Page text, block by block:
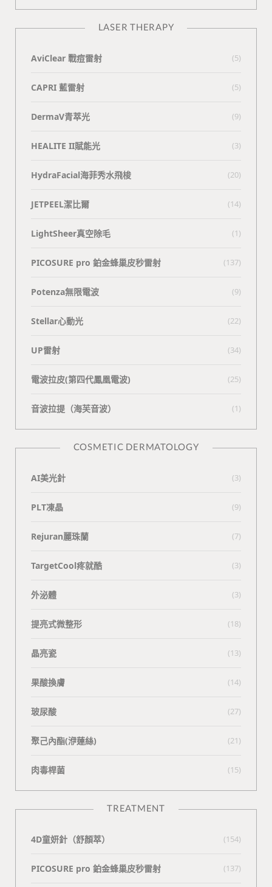
LASER THERAPY
AviClear 戰痘雷射 (5)
CAPRI 藍雷射 (5)
DermaV青萃光 (9)
HEALITE II賦能光 (3)
HydraFacial海菲秀水飛梭 (20)
JETPEEL潔比爾 (14)
LightSheer真空除毛 (1)
PICOSURE pro 鉑金蜂巢皮秒雷射 (137)
Potenza無限電波 (9)
Stellar心動光 (22)
UP雷射 (34)
電波拉皮(第四代鳳凰電波) (25)
⾳波拉提（海芙⾳波） (1)
COSMETIC DERMATOLOGY
AI美光針 (3)
PLT凍晶 (9)
Rejuran麗珠蘭 (7)
TargetCool疼就酷 (3)
外泌體 (3)
提亮式微整形 (18)
晶亮瓷 (13)
果酸換膚 (14)
玻尿酸 (27)
聚己內酯(洢蓮絲) (21)
肉毒桿菌 (15)
TREATMENT
4D童妍針（舒顏萃） (154)
PICOSURE pro 鉑金蜂巢皮秒雷射 (137)